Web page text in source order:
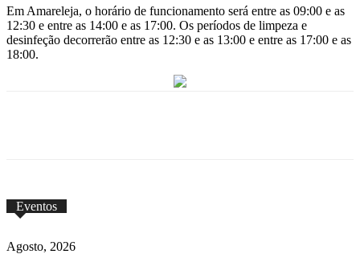
Em Amareleja, o horário de funcionamento será entre as 09:00 e as
12:30 e entre as 14:00 e as 17:00. Os períodos de limpeza e
desinfeção decorrerão entre as 12:30 e as 13:00 e entre as 17:00 e as
18:00.
Eventos
Agosto, 2026